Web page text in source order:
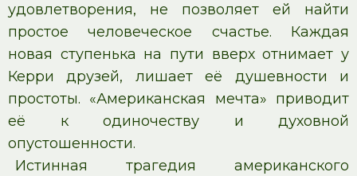
удовлетворения, не позволяет ей найти
простое человеческое счастье. Каждая
новая ступенька на пути вверх отнимает у
Керри друзей, лишает её душевности и
простоты. «Американская мечта» приводит
её к одиночеству и духовной
опустошенности.
Истинная трагедия американского